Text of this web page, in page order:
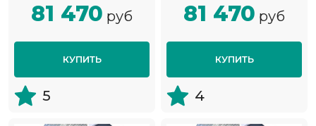
81 470 руб
КУПИТЬ
5
81 470 руб
КУПИТЬ
4